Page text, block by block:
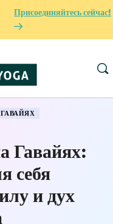
Присоединяйтесь сейчас!
Гавайях:
себя
и дух